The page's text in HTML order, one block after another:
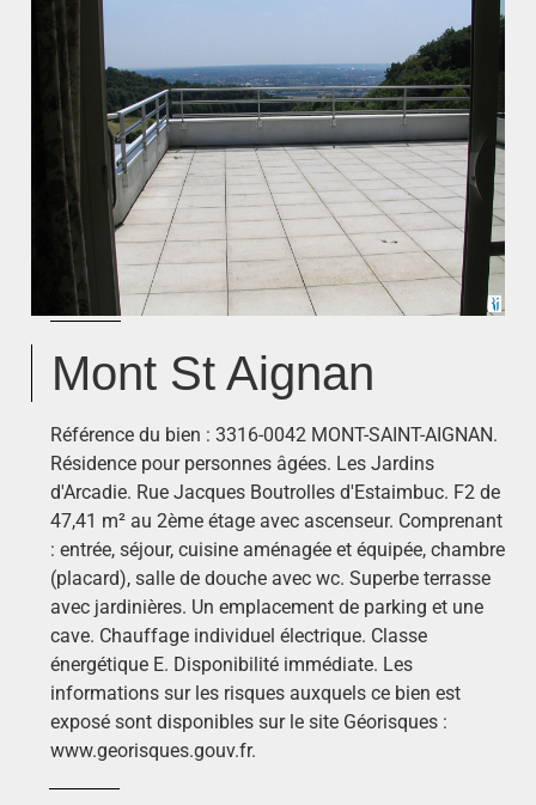
Mont St Aignan
Référence du bien : 3316-0042 MONT-SAINT-AIGNAN.
Résidence pour personnes âgées. Les Jardins
d'Arcadie. Rue Jacques Boutrolles d'Estaimbuc. F2 de
47,41 m² au 2ème étage avec ascenseur. Comprenant
: entrée, séjour, cuisine aménagée et équipée, chambre
(placard), salle de douche avec wc. Superbe terrasse
avec jardinières. Un emplacement de parking et une
cave. Chauffage individuel électrique. Classe
énergétique E. Disponibilité immédiate. Les
informations sur les risques auxquels ce bien est
exposé sont disponibles sur le site Géorisques :
www.georisques.gouv.fr.